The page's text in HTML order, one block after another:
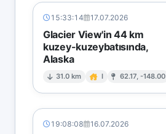
15:33:14 17.07.2026
Glacier View'in 44 km
kuzey-kuzeybatısında,
Alaska
31.0 km I 62.17, -148.00
19:08:08 16.07.2026